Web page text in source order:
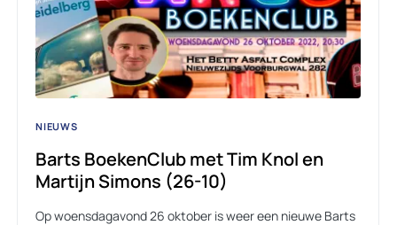
NIEUWS
Barts BoekenClub met Tim Knol en
Martijn Simons (26-10)
Op woensdagavond 26 oktober is weer een nieuwe Barts